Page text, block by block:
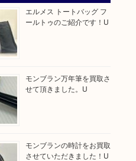
エルメス トートバッグ フ
ールトゥのご紹介です！U
モンブラン万年筆を買取さ
せて頂きました。U
モンブランの時計をお買取
させていただきました！U